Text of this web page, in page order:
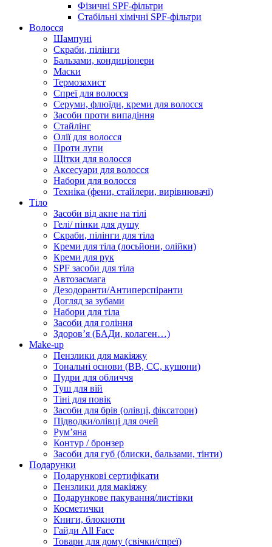
Фізичні SPF-фільтри
Стабільні хімічні SPF-фільтри
Волосся
Шампуні
Скраби, пілінги
Бальзами, кондиціонери
Маски
Термозахист
Спреї для волосся
Серуми, флюїди, креми для волосся
Засоби проти випадіння
Стайлінг
Олії для волосся
Проти лупи
Щітки для волосся
Аксесуари для волосся
Набори для волосся
Техніка (фени, стайлери, вирівнювачі)
Тіло
Засоби від акне на тілі
Гелі/ пінки для душу
Скраби, пілінги для тіла
Креми для тіла (лосьйони, олійки)
Креми для рук
SPF засоби для тіла
Автозасмага
Дезодоранти/Антиперспіранти
Догляд за зубами
Набори для тіла
Засоби для гоління
Здоровʼя (БАДи, колаген…)
Make-up
Пензлики для макіяжу
Тональні основи (BB, CC, кушони)
Пудри для обличчя
Туш для вій
Тіні для повік
Засоби для брів (олівці, фіксатори)
Підводки/олівці для очей
Румʼяна
Контур / бронзер
Засоби для губ (блиски, бальзами, тінти)
Подарунки
Подарункові сертифікати
Пензлики для макіяжу
Подарункове пакування/листівки
Косметички
Книги, блокноти
Гайди All Face
Товари для дому (свічки/спреї)